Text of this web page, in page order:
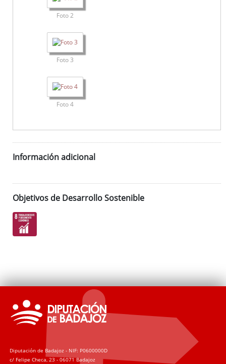
Foto 2
Foto 3
Foto 4
Información adicional
Objetivos de Desarrollo Sostenible
Diputación de Badajoz - NIF: P0600000D
c/ Felipe Checa, 23 - 06071 Badajoz